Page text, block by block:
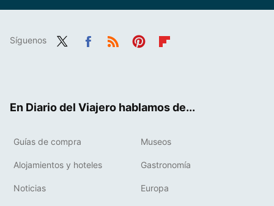
Síguenos
En Diario del Viajero hablamos de...
Guías de compra Museos
Alojamientos y hoteles Gastronomía
Noticias Europa